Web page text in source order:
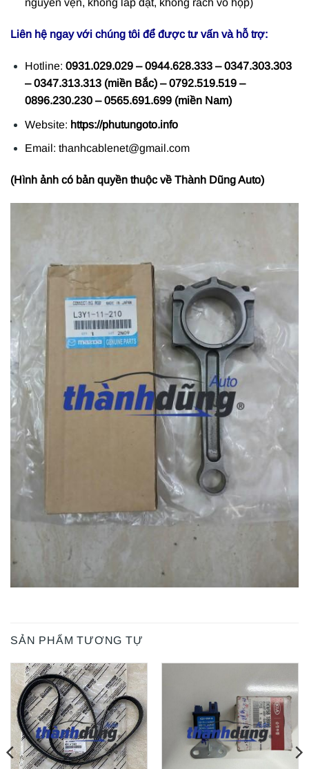
nguyên vẹn, không lắp đặt, không rách vỏ hộp)
Liên hệ ngay với chúng tôi để được tư vấn và hỗ trợ:
Hotline: 0931.029.029 – 0944.628.333 – 0347.303.303
– 0347.313.313 (miền Bắc) – 0792.519.519 –
0896.230.230 – 0565.691.699 (miền Nam)
Website: https://phutungoto.info
Email: thanhcablenet@gmail.com
(Hình ảnh có bản quyền thuộc về Thành Dũng Auto)
SẢN PHẨM TƯƠNG TỰ